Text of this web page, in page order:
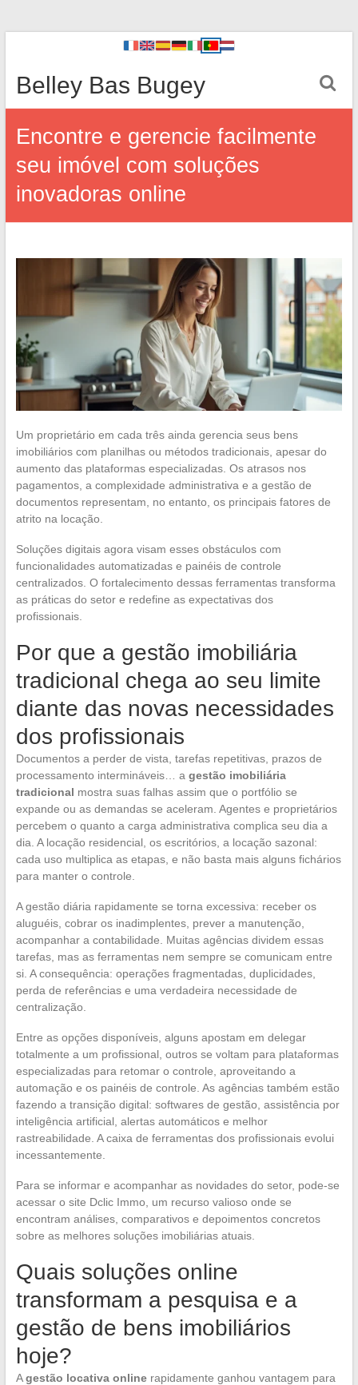
Belley Bas Bugey
Encontre e gerencie facilmente
seu imóvel com soluções
inovadoras online
Um proprietário em cada três ainda gerencia seus bens
imobiliários com planilhas ou métodos tradicionais, apesar do
aumento das plataformas especializadas. Os atrasos nos
pagamentos, a complexidade administrativa e a gestão de
documentos representam, no entanto, os principais fatores de
atrito na locação.
Soluções digitais agora visam esses obstáculos com
funcionalidades automatizadas e painéis de controle
centralizados. O fortalecimento dessas ferramentas transforma
as práticas do setor e redefine as expectativas dos
profissionais.
Por que a gestão imobiliária
tradicional chega ao seu limite
diante das novas necessidades
dos profissionais
Documentos a perder de vista, tarefas repetitivas, prazos de
processamento intermináveis… a gestão imobiliária
tradicional mostra suas falhas assim que o portfólio se
expande ou as demandas se aceleram. Agentes e proprietários
percebem o quanto a carga administrativa complica seu dia a
dia. A locação residencial, os escritórios, a locação sazonal:
cada uso multiplica as etapas, e não basta mais alguns fichários
para manter o controle.
A gestão diária rapidamente se torna excessiva: receber os
aluguéis, cobrar os inadimplentes, prever a manutenção,
acompanhar a contabilidade. Muitas agências dividem essas
tarefas, mas as ferramentas nem sempre se comunicam entre
si. A consequência: operações fragmentadas, duplicidades,
perda de referências e uma verdadeira necessidade de
centralização.
Entre as opções disponíveis, alguns apostam em delegar
totalmente a um profissional, outros se voltam para plataformas
especializadas para retomar o controle, aproveitando a
automação e os painéis de controle. As agências também estão
fazendo a transição digital: softwares de gestão, assistência por
inteligência artificial, alertas automáticos e melhor
rastreabilidade. A caixa de ferramentas dos profissionais evolui
incessantemente.
Para se informar e acompanhar as novidades do setor, pode-se
acessar o site Dclic Immo, um recurso valioso onde se
encontram análises, comparativos e depoimentos concretos
sobre as melhores soluções imobiliárias atuais.
Quais soluções online
transformam a pesquisa e a
gestão de bens imobiliários
hoje?
Agestão locativa onlinerapidamente ganhou vantagem para